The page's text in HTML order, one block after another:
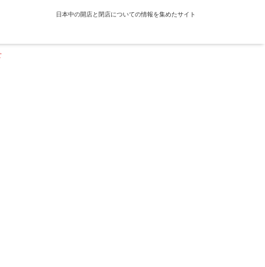
日本中の開店と閉店についての情報を集めたサイト